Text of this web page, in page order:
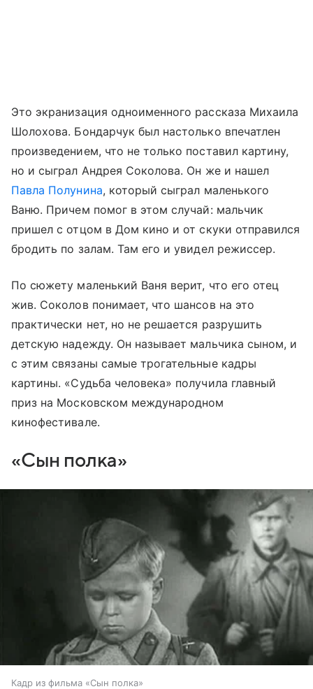
Это экранизация одноименного рассказа Михаила
Шолохова. Бондарчук был настолько впечатлен
произведением, что не только поставил картину,
но и сыграл Андрея Соколова. Он же и нашел
Павла Полунина, который сыграл маленького
Ваню. Причем помог в этом случай: мальчик
пришел с отцом в Дом кино и от скуки отправился
бродить по залам. Там его и увидел режиссер.
По сюжету маленький Ваня верит, что его отец
жив. Соколов понимает, что шансов на это
практически нет, но не решается разрушить
детскую надежду. Он называет мальчика сыном, и
с этим связаны самые трогательные кадры
картины. «Судьба человека» получила главный
приз на Московском международном
кинофестивале.
«Сын полка»
Кадр из фильма «Сын полка»